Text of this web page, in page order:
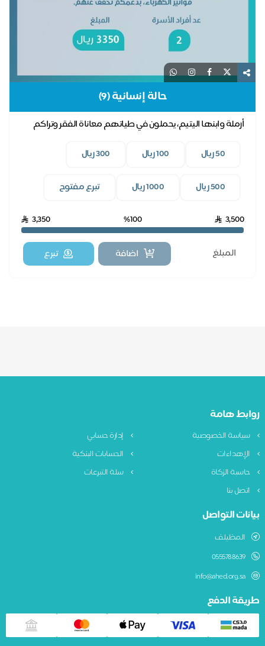
حالة إنسانية (9)
أرملة وابنها اليتيم، يحملون في طياتهم معاناة الفقر وتراكم
1000 ريال تبرع مفتوح
3,500
%100
3,350
اضافة تبرع
هامة
الخصوصية
إدارة حسابي
الحسابات البنكية
الزكاة
سلة التبرعات
بنا
التواصل
المظيلف
0555788639
info@ahed.org.sa
الدفع